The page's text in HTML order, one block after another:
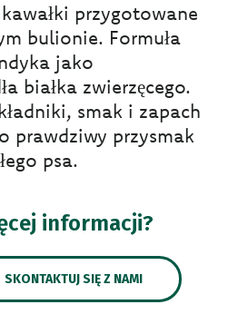
przygotowane
bulionie. Formuła
jako
białka zwierzęcego.
smak i zapach
prawdziwy przysmak
psa.
informacji?
SKONTAKTUJ SIĘ Z NAMI